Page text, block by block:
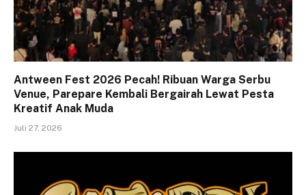
Antween Fest 2026 Pecah! Ribuan Warga Serbu
Venue, Parepare Kembali Bergairah Lewat Pesta
Kreatif Anak Muda
Juli 27, 2026